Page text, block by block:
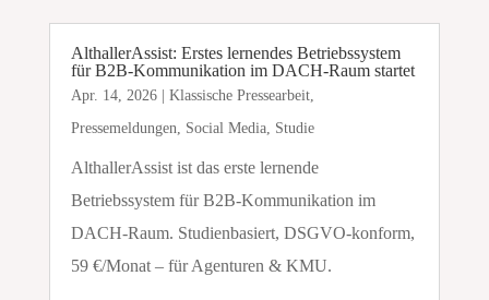
AlthallerAssist: Erstes lernendes Betriebssystem
für B2B-Kommunikation im DACH-Raum startet
Apr. 14, 2026| Klassische Pressearbeit,
Pressemeldungen
Social Media, Studie
AlthallerAssist ist das erste lernende
Betriebssystem für B2B-Kommunikation im
DACH-Raum. Studienbasiert, DSGVO-konform,
59 €/Monat – für Agenturen & KMU.